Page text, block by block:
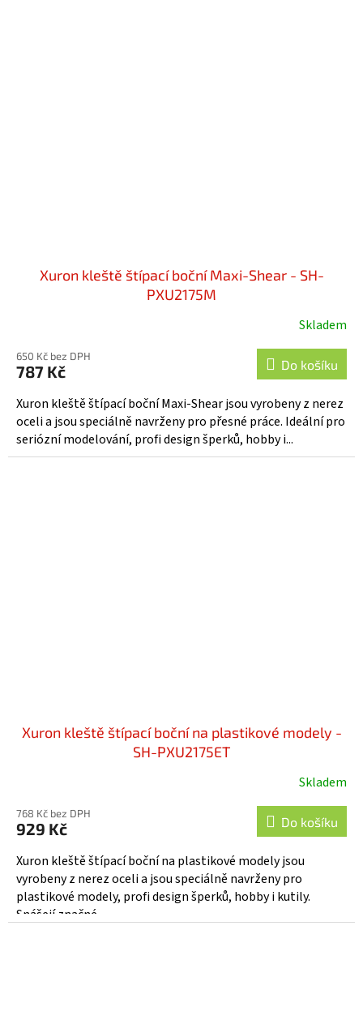
Xuron kleště štípací boční Maxi-Shear - SH-
PXU2175M
Skladem
650 Kč bez DPH
787 Kč Do košíku
Xuron kleště štípací boční Maxi-Shear jsou vyrobeny z nerez
oceli a jsou speciálně navrženy pro přesné práce. Ideální pro
seriózní modelování, profi design šperků, hobby i...
Xuron kleště štípací boční na plastikové modely -
SH-PXU2175ET
Skladem
768 Kč bez DPH
929 Kč Do košíku
Xuron kleště štípací boční na plastikové modely jsou
vyrobeny z nerez oceli a jsou speciálně navrženy pro
plastikové modely, profi design šperků, hobby i kutily.
Snášejí značné...